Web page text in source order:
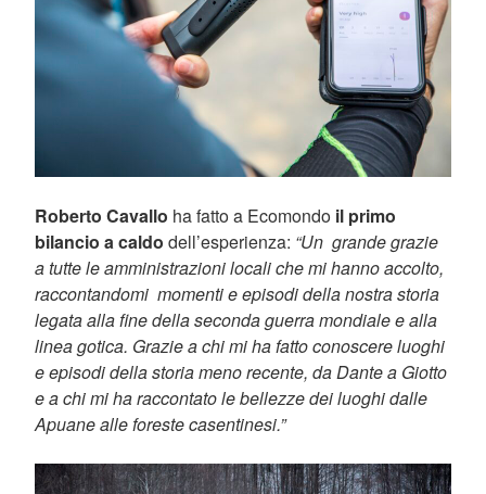
Roberto Cavallo ha fatto a Ecomondo il primo
bilancio a caldo dell’esperienza: “Un grande grazie
a tutte le amministrazioni locali che mi hanno accolto,
raccontandomi momenti e episodi della nostra storia
legata alla fine della seconda guerra mondiale e alla
linea gotica. Grazie a chi mi ha fatto conoscere luoghi
e episodi della storia meno recente, da Dante a Giotto
e a chi mi ha raccontato le bellezze dei luoghi dalle
Apuane alle foreste casentinesi.”